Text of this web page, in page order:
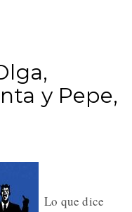
y Pepe,
Lo que dice